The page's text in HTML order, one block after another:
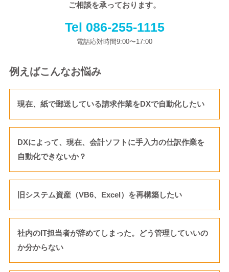
ご相談を承っております。
Tel 086-255-1115
電話応対時間9:00〜17:00
例えばこんなお悩み
現在、紙で郵送している請求作業をDXで自動化したい
DXによって、現在、会計ソフトに手入力の仕訳作業を
自動化できないか？
旧システム資産（VB6、Excel）を再構築したい
社内のIT担当者が辞めてしまった。どう管理していいの
か分からない